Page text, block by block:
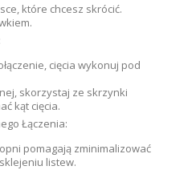
które chcesz skrócić.
cięcia wykonuj pod
skorzystaj ze skrzynki
kąt cięcia.
Łączenia:
pomagają zminimalizować
listew.